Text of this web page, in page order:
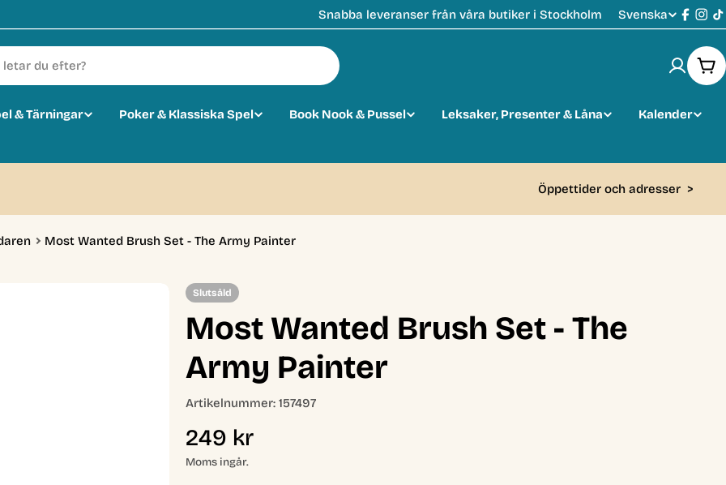
Snabba leveranser från våra butiker i Stockholm
S
k
Svenska
& Tärningar Poker & Klassiska Spel Book Nook & Pussel Leksaker, Presenter & Låna
Kalender
Öppettider och adresser >
Most Wanted Brush Set - The Army Painter
Slutsåld
Most Wanted Brush Set - The
Army Painter
Artikelnummer: 157497
Ordinarie
pris
249 kr
Moms ingår.